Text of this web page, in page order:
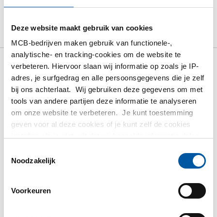
Deze website maakt gebruik van cookies
MCB-bedrijven maken gebruik van functionele-,
analytische- en tracking-cookies om de website te
verbeteren. Hiervoor slaan wij informatie op zoals je IP-
adres, je surfgedrag en alle persoonsgegevens die je zelf
bij ons achterlaat. Wij gebruiken deze gegevens om met
tools van andere partijen deze informatie te analyseren
om onze website te verbeteren. Je kunt toestemming
geven voor al deze cookies of je kunt zelf de cookies
partijen waarmee wij samenwerken vind je in ons
Noodzakelijk
Voorkeuren
Bruto prijslijst: Rvs plaat/band
type 304/304L koudgewalst
finish 2B
Prijzen per Euro per: 1000 KG
2500-0010-2104
Rvs plaat 304/304L kgw finish 2B 2000x1000x0,4